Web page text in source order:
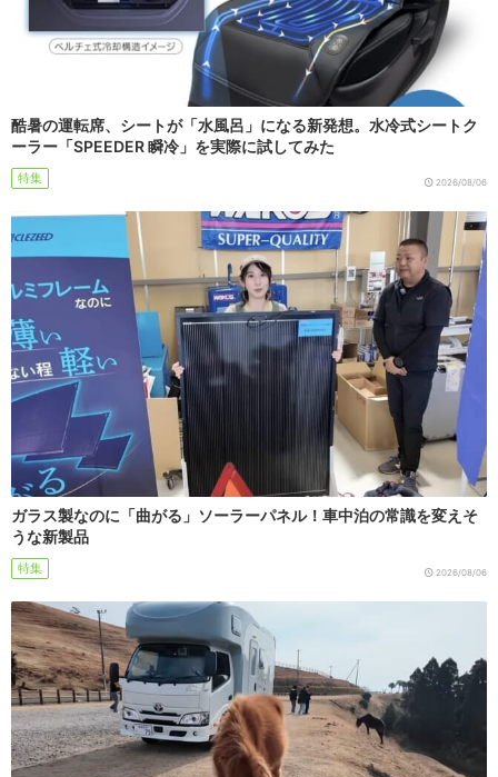
酷暑の運転席、シートが「水風呂」になる新発想。水冷式シートク
ーラー「SPEEDER 瞬冷」を実際に試してみた
特集 2026/08/06
ガラス製なのに「曲がる」ソーラーパネル！車中泊の常識を変えそ
うな新製品
特集 2026/08/06